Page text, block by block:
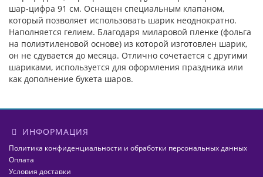
шар-цифра 91 см. Оснащен специальным клапаном,
который позволяет использовать шарик неоднократно.
Наполняется гелием. Благодаря миларовой пленке (фольга
на полиэтиленовой основе) из которой изготовлен шарик,
он не сдувается до месяца. Отлично сочетается с другими
шариками, используется для оформления праздника или
как дополнение букета шаров.
ИНФОРМАЦИЯ
Политика конфиденциальности и обработки персональных данных
Оплата
Условия доставки